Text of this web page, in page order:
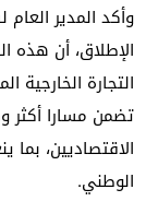
وأكد المدير
الإطلاق، أن هذه
التجارة الخارجية
تضمن مسارا أكثر
الاقتصاديين، بما
الوطني.